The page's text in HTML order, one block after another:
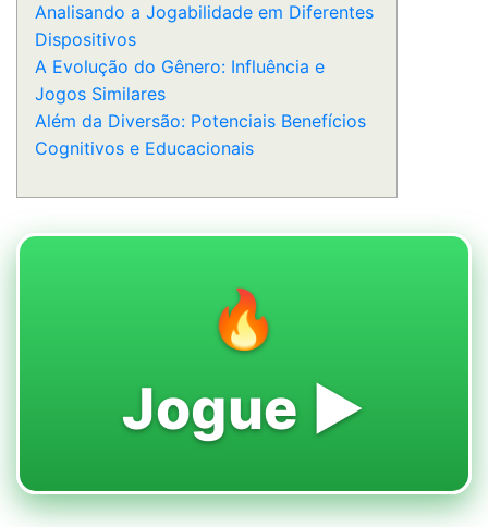
Analisando a Jogabilidade em Diferentes
Dispositivos
A Evolução do Gênero: Influência e
Jogos Similares
Além da Diversão: Potenciais Benefícios
Cognitivos e Educacionais
🔥
Jogue ▶️